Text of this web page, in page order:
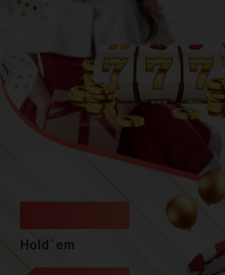
Hold`em